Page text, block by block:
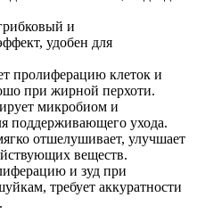
и
удобен для
пролиферацию клеток и
при жирной перхоти.
микробиом и
поддерживающего ухода.
отшелушивает, улучшает
веществ.
и зуд при
требует аккуратности